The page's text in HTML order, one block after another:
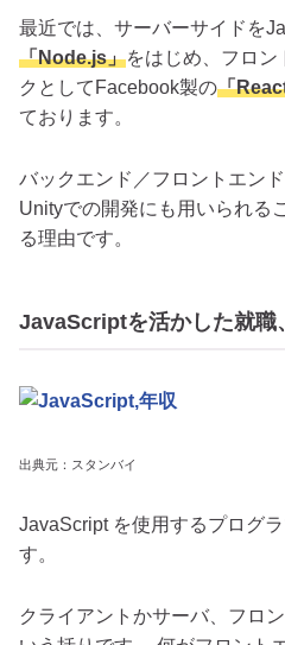
最近では、サーバーサイドを
「Node.js」をはじめ、フロ
クとしてFacebook製の「
ております。
バックエンド／フロントエン
Unityでの開発にも用いられる
る理由です。
JavaScriptを活かした就職
出典元：スタンバイ
JavaScript を使用するプログ
す。
クライアントかサーバ、フロ